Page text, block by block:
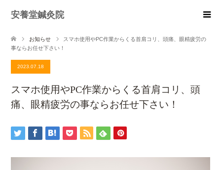
安養堂鍼灸院
お知らせ
スマホ使用やPC作業からくる首肩コリ、頭痛、眼精疲労の
事ならお任せ下さい！
2023.07.18
スマホ使用やPC作業からくる首肩コリ、頭
痛、眼精疲労の事ならお任せ下さい！